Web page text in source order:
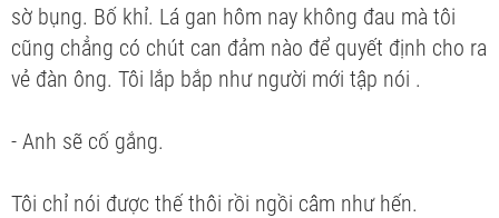
sờ bụng. Bố khỉ. Lá gan hôm nay không đau mà tôi
cũng chẳng có chút can đảm nào để quyết định cho ra
vẻ đàn ông. Tôi lắp bắp như người mới tập nói .
- Anh sẽ cố gắng.
Tôi chỉ nói được thế thôi rồi ngồi câm như hến.